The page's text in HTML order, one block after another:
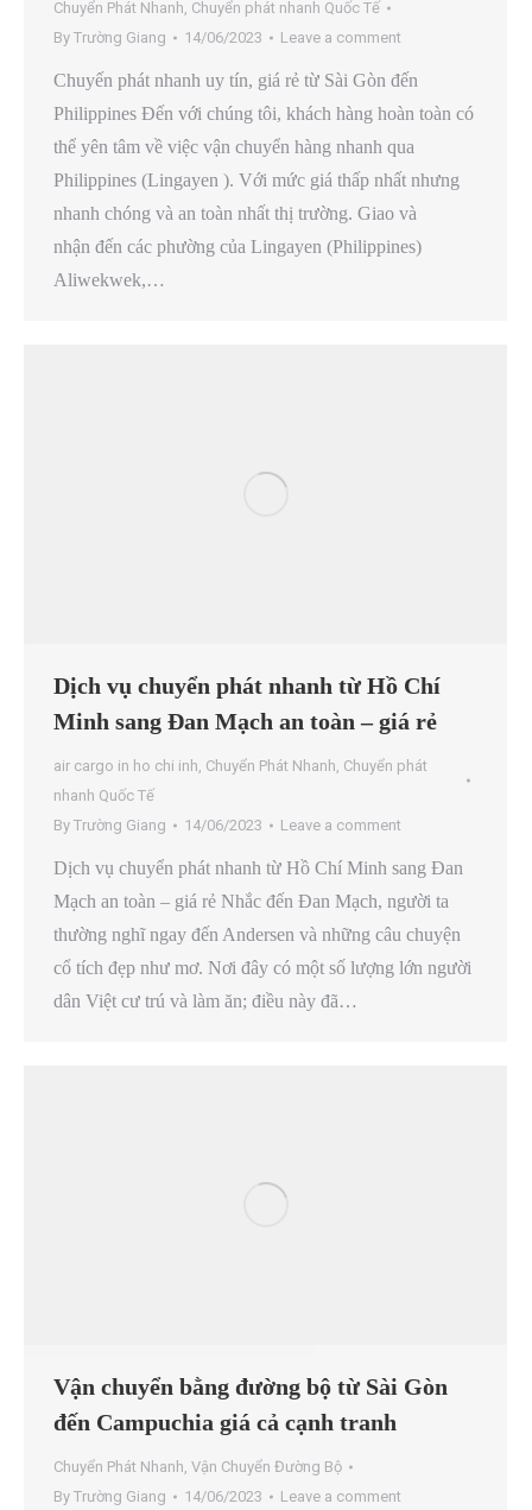
Chuyển Phát Nhanh, Chuyển phát nhanh Quốc Tế
By Trường Giang 14/06/2023 Leave a comment
Chuyến phát nhanh uy tín, giá rẻ từ Sài Gòn đến
Philippines Đến với chúng tôi, khách hàng hoàn toàn có
thể yên tâm về việc vận chuyển hàng nhanh qua
Philippines (Lingayen ). Với mức giá thấp nhất nhưng
nhanh chóng và an toàn nhất thị trường. Giao và
nhận đến các phường của Lingayen (Philippines)
Aliwekwek,…
Dịch vụ chuyển phát nhanh từ Hồ Chí
Minh sang Đan Mạch an toàn – giá rẻ
air cargo in ho chi inh, Chuyển Phát Nhanh, Chuyển phát
nhanh Quốc Tế
By Trường Giang 14/06/2023 Leave a comment
Dịch vụ chuyển phát nhanh từ Hồ Chí Minh sang Đan
Mạch an toàn – giá rẻ Nhắc đến Đan Mạch, người ta
thường nghĩ ngay đến Andersen và những câu chuyện
cổ tích đẹp như mơ. Nơi đây có một số lượng lớn người
dân Việt cư trú và làm ăn; điều này đã…
Vận chuyển bằng đường bộ từ Sài Gòn
đến Campuchia giá cả cạnh tranh
Chuyển Phát Nhanh, Vận Chuyển Đường Bộ
By Trường Giang 14/06/2023 Leave a comment